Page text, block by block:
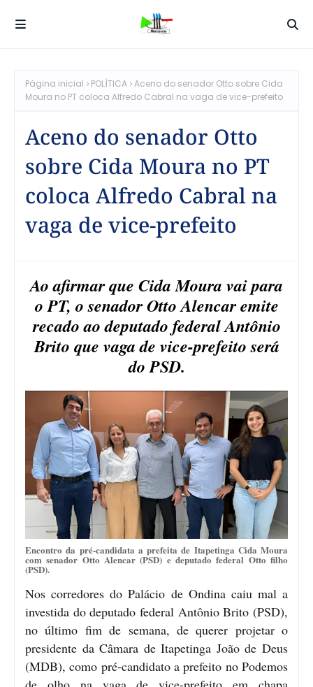
Página inicial POLÍTICA Aceno do senador Otto sobre Cida
Moura no PT coloca Alfredo Cabral na vaga de vice-prefeito
Aceno do senador Otto
sobre Cida Moura no PT
coloca Alfredo Cabral na
vaga de vice-prefeito
Ao afirmar que Cida Moura vai para
o PT, o senador Otto Alencar emite
recado ao deputado federal Antônio
Brito que vaga de vice-prefeito será
do PSD.
Encontro da pré-candidata a prefeita de Itapetinga Cida Moura
com senador Otto Alencar (PSD) e deputado federal Otto filho
(PSD).
Nos corredores do Palácio de Ondina caiu mal a
investida do deputado federal Antônio Brito (PSD),
no último fim de semana, de querer projetar o
presidente da Câmara de Itapetinga João de Deus
(MDB), como pré-candidato a prefeito no Podemos